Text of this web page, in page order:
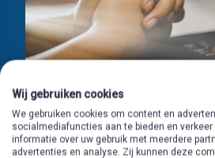
Wij gebruiken cookies
We gebruiken cookies om content en
socialmediafuncties aan te bieden en
informatie over uw gebruik met meerdere
advertenties en analyse. Zij kunnen deze